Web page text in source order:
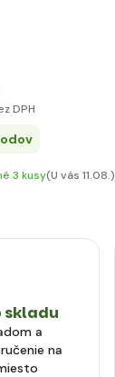
DPH
3 kusy(U vás 11.08.)
skladu
a
na